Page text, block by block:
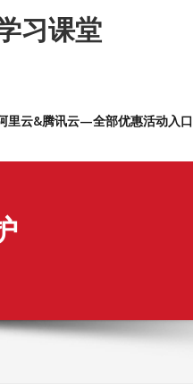
习课堂
里云&腾讯云—全部优惠活动入口